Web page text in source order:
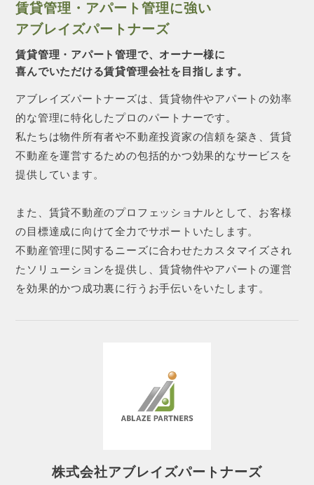
賃貸管理・アパート管理に強い
アブレイズパートナーズ
賃貸管理・アパート管理で、オーナー様に
喜んでいただける賃貸管理会社を目指します。
アブレイズパートナーズは、賃貸物件やアパートの効率
的な管理に特化したプロのパートナーです。
私たちは物件所有者や不動産投資家の信頼を築き、賃貸
不動産を運営するための包括的かつ効果的なサービスを
提供しています。
また、賃貸不動産のプロフェッショナルとして、お客様
の目標達成に向けて全力でサポートいたします。
不動産管理に関するニーズに合わせたカスタマイズされ
たソリューションを提供し、賃貸物件やアパートの運営
を効果的かつ成功裏に行うお手伝いをいたします。
株式会社アブレイズパートナーズ